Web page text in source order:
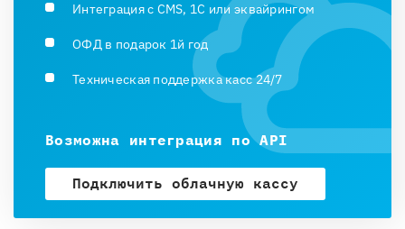
Интеграция с CMS, 1С или эквайрингом
ОФД в подарок 1й год
Техническая поддержка касс 24/7
Возможна интеграция по API
Подключить облачную кассу